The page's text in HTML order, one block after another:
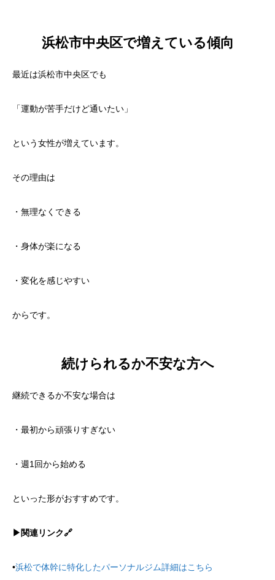
浜松市中央区で増えている傾向
最近は浜松市中央区でも
「運動が苦手だけど通いたい」
という女性が増えています。
その理由は
・無理なくできる
・身体が楽になる
・変化を感じやすい
からです。
続けられるか不安な方へ
継続できるか不安な場合は
・最初から頑張りすぎない
・週1回から始める
といった形がおすすめです。
▶︎関連リンク🔗
•浜松で体幹に特化したパーソナルジム詳細はこちら